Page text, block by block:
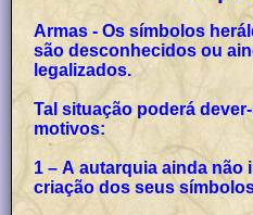
Armas - Os símbolos
são desconhecidos ou
legalizados.
Tal situação poderá
motivos:
1 – A autarquia ainda
criação dos seus